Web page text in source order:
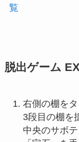
覧
脱出ゲーム
右側の棚をタ
3段目の棚を
中央のサボ